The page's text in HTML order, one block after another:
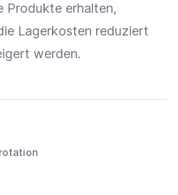
Produkte erhalten,
Lagerkosten reduziert
werden.